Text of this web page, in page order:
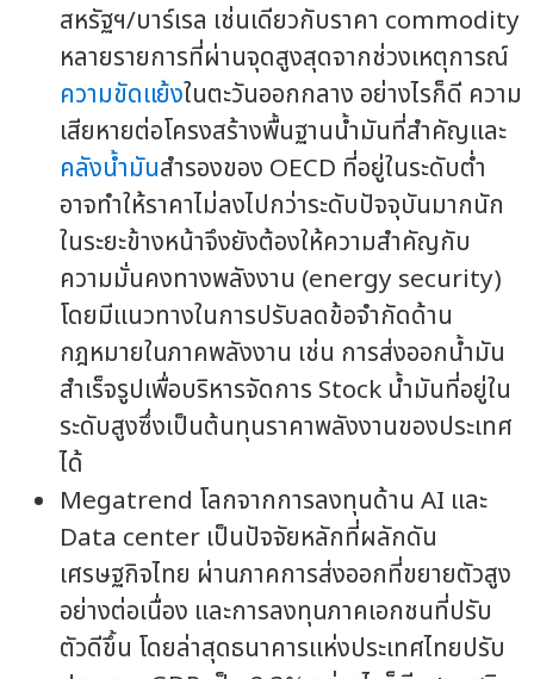
สหรัฐฯ/บาร์เรล เช่นเดียวกับราคา commodity
หลายรายการที่ผ่านจุดสูงสุดจากช่วงเหตุการณ์
ความขัดแย้งในตะวันออกกลาง อย่างไรก็ดี ความ
เสียหายต่อโครงสร้างพื้นฐานน้ำมันที่สำคัญและ
คลังน้ำมันสำรองของ OECD ที่อยู่ในระดับต่ำ
อาจทำให้ราคาไม่ลงไปกว่าระดับปัจจุบันมากนัก
ในระยะข้างหน้าจึงยังต้องให้ความสำคัญกับ
ความมั่นคงทางพลังงาน (energy security)
โดยมีแนวทางในการปรับลดข้อจำกัดด้าน
กฎหมายในภาคพลังงาน เช่น การส่งออกน้ำมัน
สำเร็จรูปเพื่อบริหารจัดการ Stock น้ำมันที่อยู่ใน
ระดับสูงซึ่งเป็นต้นทุนราคาพลังงานของประเทศ
ได้
Megatrend โลกจากการลงทุนด้าน AI และ
Data center เป็นปัจจัยหลักที่ผลักดัน
เศรษฐกิจไทย ผ่านภาคการส่งออกที่ขยายตัวสูง
อย่างต่อเนื่อง และการลงทุนภาคเอกชนที่ปรับ
ตัวดีขึ้น โดยล่าสุดธนาคารแห่งประเทศไทยปรับ